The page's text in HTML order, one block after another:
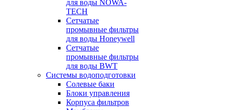
для воды NOWA-
TECH
Сетчатые
промывные фильтры
для воды Honeywell
Сетчатые
промывные фильтры
для воды BWT
Системы водоподготовки
Солевые баки
Блоки управления
Корпуса фильтров